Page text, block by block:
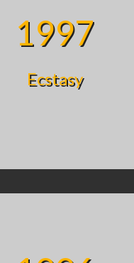
1997
Ecstasy